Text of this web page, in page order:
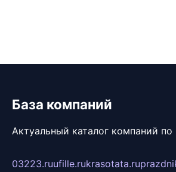
База компаний
Актуальный каталог компаний по
03223.ruufille.rukrasotata.ru